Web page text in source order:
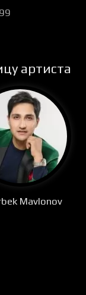
артиста
Mavlonov